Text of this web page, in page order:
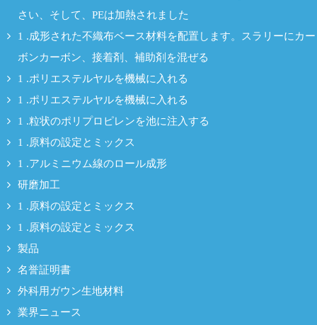
さい、そして、PEは加熱されました
1 .成形された不織布ベース材料を配置します。スラリーにカー
ボンカーボン、接着剤、補助剤を混ぜる
1 .ポリエステルヤルを機械に入れる
1 .ポリエステルヤルを機械に入れる
1 .粒状のポリプロピレンを池に注入する
1 .原料の設定とミックス
1 .アルミニウム線のロール成形
研磨加工
1 .原料の設定とミックス
1 .原料の設定とミックス
製品
名誉証明書
外科用ガウン生地材料
業界ニュース